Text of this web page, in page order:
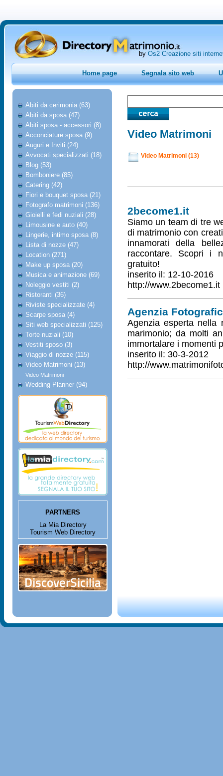
by Os2 Creazione siti
Home page Segnala sito web
Abiti da cerimonia (63)
Abiti da sposa (47)
Abiti sposa - accessori (8)
Acconciature sposa (9)
Auguri e Inviti (24)
Avvocati specializzati (18)
Blog (53)
Bomboniere (85)
Catering (42)
Fiori e bouquet sposa (21)
Fotografo matrimoni (136)
Gioielli e fedi nuziali (28)
Limousine e auto (40)
Lingerie, intimo sposa (8)
Lista di nozze (47)
Location (271)
Make up sposa (20)
Musica e animazione (69)
Noleggio vestiti (2)
Ristoranti (36)
Riviste specializzate (4)
Scarpe sposa (4)
Siti web specializzati (125)
Torte nuziali (10)
Vestiti sposo (3)
Viaggio di nozze (115)
Video Matrimoni (13)
Video Matrimoni
Wedding Planner (94)
PARTNERS
La Mia Directory
Tourism Web Directory
Video Matrimoni
Video Matrimoni (13)
2become1.it
Siamo un team di tre
di matrimonio con
innamorati della
raccontare. Scopri i
gratuito!
inserito il: 12-10-2016
http://www.2become1.it
Agenzia
Agenzia esperta nella
marimonio; da molti
immortalare i momenti
inserito il: 30-3-2012
http://